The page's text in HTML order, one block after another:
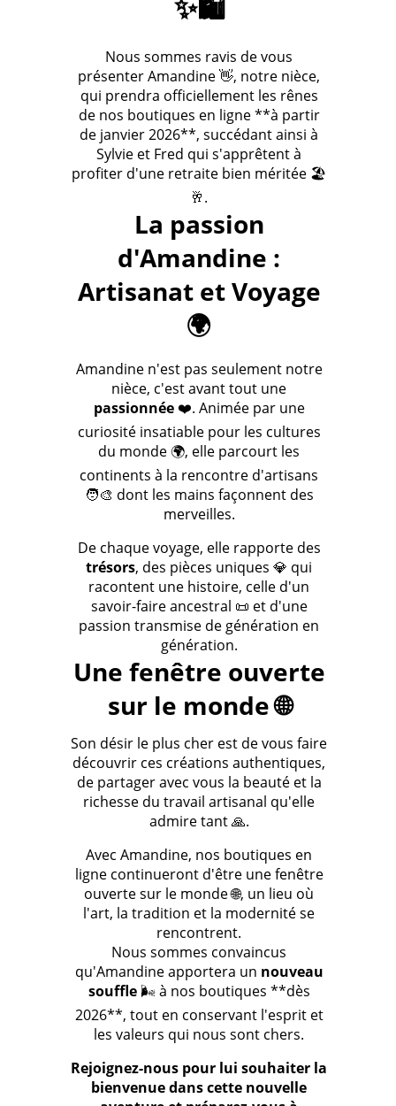
Nous sommes ravis de vous
présenter Amandine 👋, notre nièce,
qui prendra officiellement les rênes
de nos boutiques en ligne **à partir
de janvier 2026**, succédant ainsi à
Sylvie et Fred qui s'apprêtent à
profiter d'une retraite bien méritée 🏖️
🥂.
La passion
d'Amandine :
Artisanat et Voyage
🌍
Amandine n'est pas seulement notre
nièce, c'est avant tout une
passionnée❤️. Animée par une
curiosité insatiable pour les cultures
du monde 🌍, elle parcourt les
continents à la rencontre d'artisans
🧑‍🎨 dont les mains façonnent des
merveilles.
De chaque voyage, elle rapporte des
trésors, des pièces uniques 💎 qui
racontent une histoire, celle d'un
savoir-faire ancestral 📜 et d'une
passion transmise de génération en
génération.
Une fenêtre ouverte
sur le monde 🌐
Son désir le plus cher est de vous faire
découvrir ces créations authentiques,
de partager avec vous la beauté et la
richesse du travail artisanal qu'elle
admire tant 🙏.
Avec Amandine, nos boutiques en
ligne continueront d'être une fenêtre
ouverte sur le monde 🌐, un lieu où
l'art, la tradition et la modernité se
rencontrent.
Nous sommes convaincus
qu'Amandine apportera un nouveau
souffle🌬️ à nos boutiques **dès
2026**, tout en conservant l'esprit et
les valeurs qui nous sont chers.
Rejoignez-nous pour lui souhaiter la
bienvenue dans cette nouvelle